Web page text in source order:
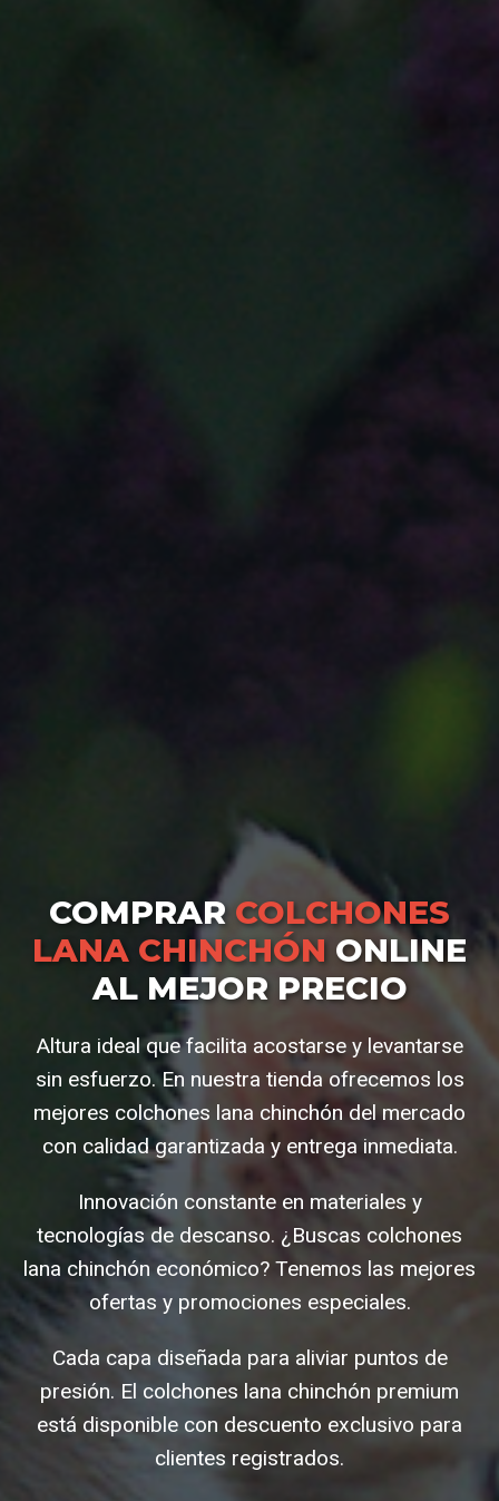
COMPRARCOLCHONES
LANA CHINCHÓN ONLINE
AL MEJOR PRECIO
Altura ideal que facilita acostarse y levantarse
sin esfuerzo. En nuestra tienda ofrecemos los
mejores colchones lana chinchón del mercado
con calidad garantizada y entrega inmediata.
Innovación constante en materiales y
tecnologías de descanso. ¿Buscas colchones
lana chinchón económico? Tenemos las mejores
ofertas y promociones especiales.
Cada capa diseñada para aliviar puntos de
presión. El colchones lana chinchón premium
está disponible con descuento exclusivo para
clientes registrados.